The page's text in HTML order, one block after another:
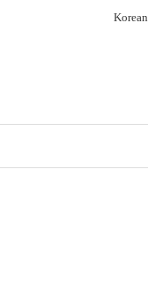
Korean